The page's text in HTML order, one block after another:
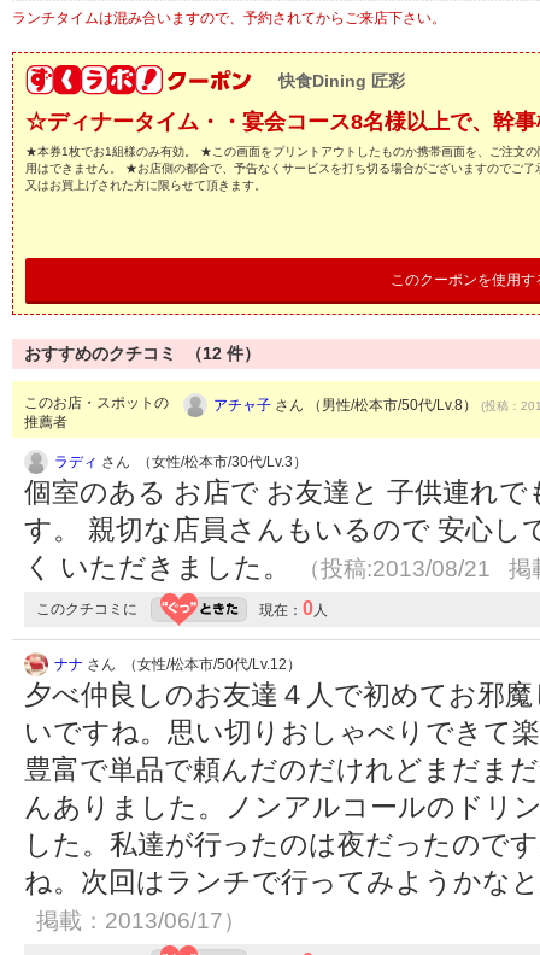
ランチタイムは混み合いますので、予約されてからご来店下さい。
快食Dining 匠彩
☆ディナータイム・・宴会コース8名様以上で、幹
★本券1枚でお1組様のみ有効。 ★この画面をプリントアウトしたものか携帯画面を、ご注文
用はできません。 ★お店側の都合で、予告なくサービスを打ち切る場合がございますのでご
又はお買上げされた方に限らせて頂きます。
このクーポンを使用す
おすすめのクチコミ （12 件）
このお店・スポットの
推薦者
アチャ子 さん （男性/松本市/50代/Lv.8） (投稿：
ラディ さん （女性/松本市/30代/Lv.3）
個室のある お店で お友達と 子供連れ
す。 親切な店員さんもいるので 安心し
く いただきました。
（投稿:2013/08/21
このクチコミに 現在： 0人
ナナ さん （女性/松本市/50代/Lv.12）
夕べ仲良しのお友達４人で初めてお邪
いですね。思い切りおしゃべりできて
豊富で単品で頼んだのだけれどまだま
んありました。ノンアルコールのドリ
した。私達が行ったのは夜だったので
ね。次回はランチで行ってみようかな
掲載：2013/06/17）